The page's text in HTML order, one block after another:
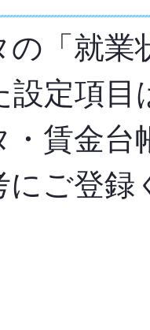
の「就業
設定項目
・賃金台
にご登録